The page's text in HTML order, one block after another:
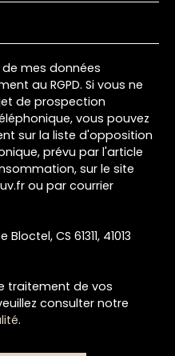
mes données
au RGPD. Si vous ne
de prospection
vous pouvez
sur la liste d'opposition
prévu par l'article
sur le site
ou par courrier
CS 61311, 41013
traitement de vos
consulter notre
.